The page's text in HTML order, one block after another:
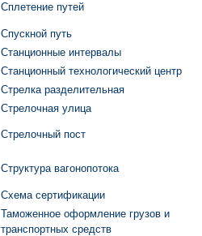
Сплетение путей
Спускной путь
Станционные интервалы
Станционный технологический центр
Стрелка разделительная
Стрелочная улица
Стрелочный пост
Структура вагонопотока
Схема сертификации
Таможенное оформление грузов и
транспортных средств